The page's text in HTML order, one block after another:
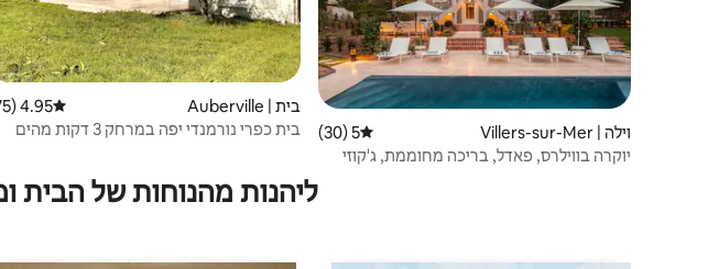
וילה | Villers-sur-Mer דירוג ממוצע של 5 מתוך 5, 30 ביקורות
5 (30)
יוקרה בווילרס, פאדל, בריכה מחוממת, ג'קוזי
בית | Auberville דירוג ממוצע של 4.95 מתוך
4.95 (75)
בית כפרי נורמנדי יפה במרחק 3 דקות מהים
ליהנות מהנוחות של הבית